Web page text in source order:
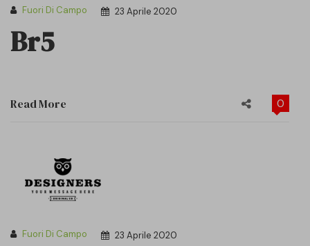
Fuori Di Campo 23 Aprile 2020
Br5
Read More 0
Fuori Di Campo 23 Aprile 2020